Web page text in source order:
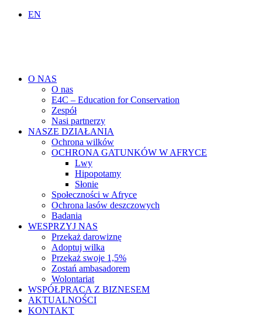
EN
O NAS
O nas
E4C – Education for Conservation
Zespół
Nasi partnerzy
NASZE DZIAŁANIA
Ochrona wilków
OCHRONA GATUNKÓW W AFRYCE
Lwy
Hipopotamy
Słonie
Społeczności w Afryce
Ochrona lasów deszczowych
Badania
WESPRZYJ NAS
Przekaż darowiznę
Adoptuj wilka
Przekaż swoje 1,5%
Zostań ambasadorem
Wolontariat
WSPÓŁPRACA Z BIZNESEM
AKTUALNOŚCI
KONTAKT